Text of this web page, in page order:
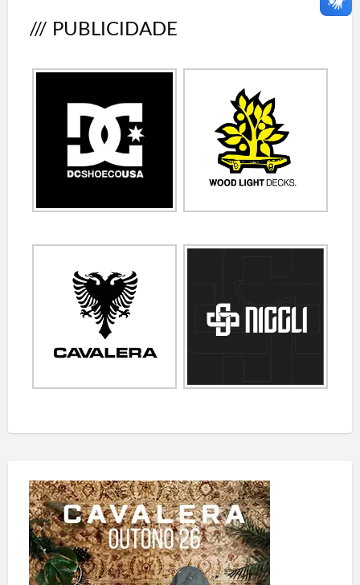
/// PUBLICIDADE